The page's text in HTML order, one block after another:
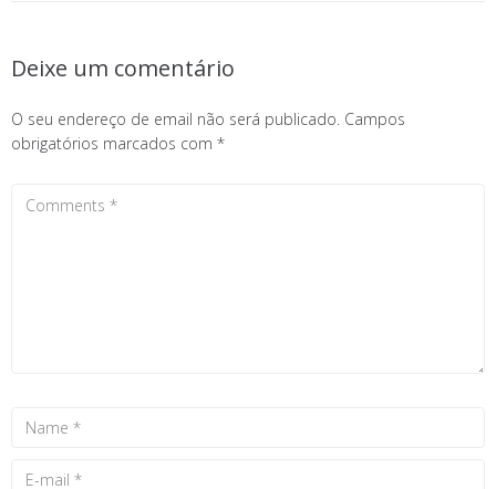
Deixe um comentário
O seu endereço de email não será publicado. Campos
obrigatórios marcados com *